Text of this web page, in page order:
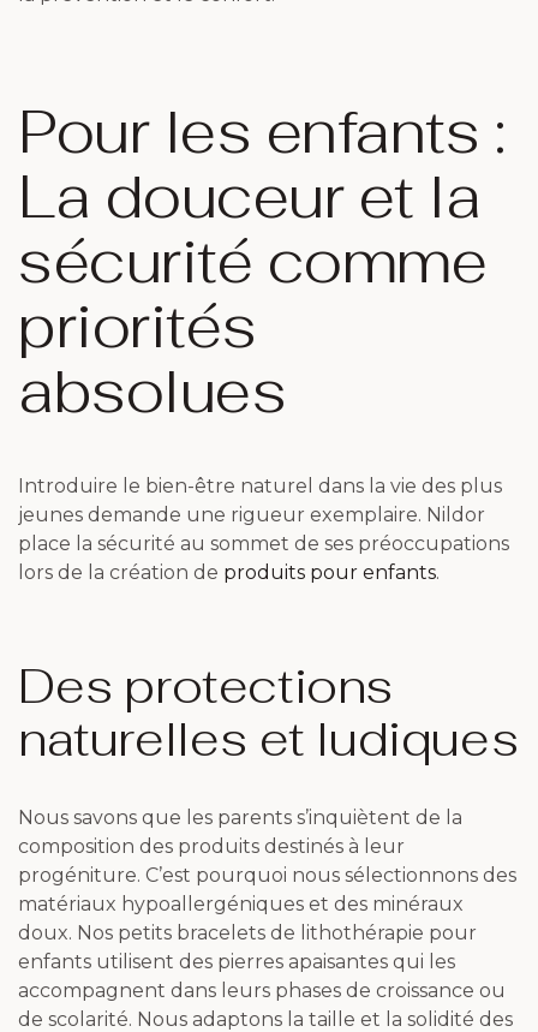
Pour les enfants :
La douceur et la
sécurité comme
priorités
absolues
Introduire le bien-être naturel dans la vie des plus
jeunes demande une rigueur exemplaire. Nildor
place la sécurité au sommet de ses préoccupations
lors de la création de produits pour enfants.
Des protections
naturelles et ludiques
Nous savons que les parents s’inquiètent de la
composition des produits destinés à leur
progéniture. C’est pourquoi nous sélectionnons des
matériaux hypoallergéniques et des minéraux
doux. Nos petits bracelets de lithothérapie pour
enfants utilisent des pierres apaisantes qui les
accompagnent dans leurs phases de croissance ou
de scolarité. Nous adaptons la taille et la solidité des